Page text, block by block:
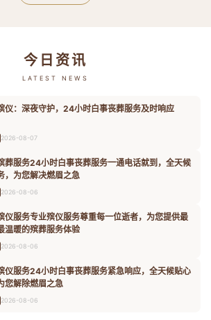
今日资讯
LATEST NEWS
仪：深夜守护，24小时白事丧葬服务及时响应
2026-08-07
葬服务24小时白事丧葬服务一通电话就到，全天候
，为您解决燃眉之急
2026-08-06
仪服务专业殡仪服务尊重每一位逝者，为您提供最
温暖的殡葬服务体验
2026-08-06
仪服务24小时白事丧葬服务紧急响应，全天候贴心
您解除燃眉之急
2026-08-06